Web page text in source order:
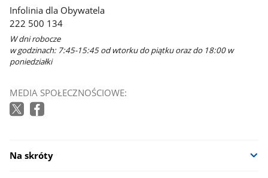
Infolinia dla Obywatela
222 500 134
W dni robocze
w godzinach: 7:45-15:45 od wtorku do piątku oraz do 18:00 w
poniedziałki
MEDIA SPOŁECZNOŚCIOWE:
Na skróty